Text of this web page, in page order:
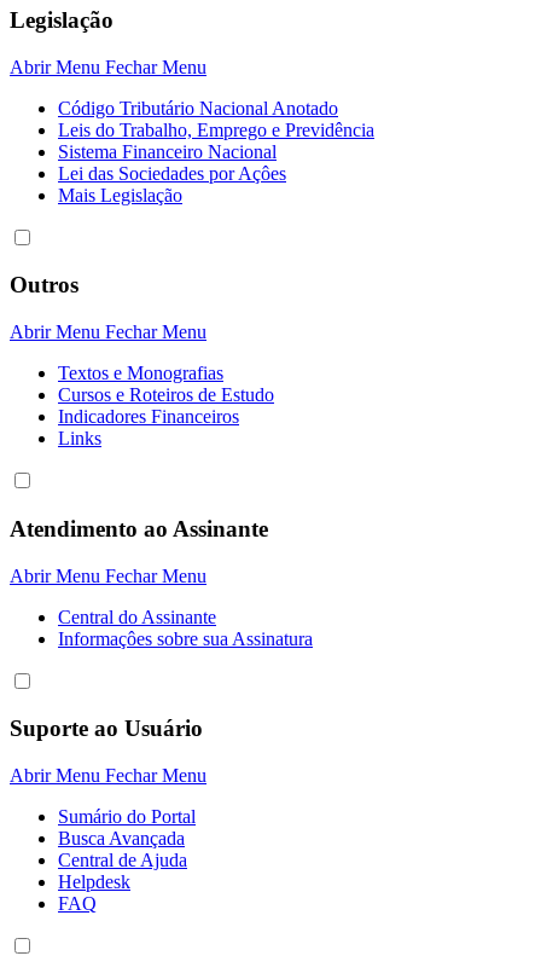
Legislação
Abrir Menu Fechar Menu
Código Tributário Nacional Anotado
Leis do Trabalho, Emprego e Previdência
Sistema Financeiro Nacional
Lei das Sociedades por Açôes
Mais Legislação
Outros
Abrir Menu Fechar Menu
Textos e Monografias
Cursos e Roteiros de Estudo
Indicadores Financeiros
Links
Atendimento ao Assinante
Abrir Menu Fechar Menu
Central do Assinante
Informaçôes sobre sua Assinatura
Suporte ao Usuário
Abrir Menu Fechar Menu
Sumário do Portal
Busca Avançada
Central de Ajuda
Helpdesk
FAQ